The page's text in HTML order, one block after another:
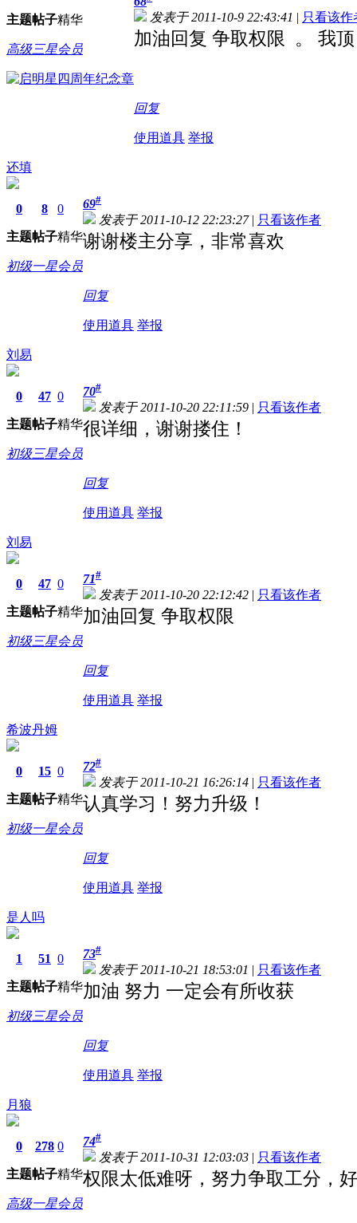
主题帖子精华
高级三星会员
发表于 2011-10-9 22:43:41 | 只看该作
加油回复 争取权限 。 我顶
回复
使用道具 举报
还填
0
主题
8
帖子
0
精华
初级一星会员
69#
发表于 2011-10-12 22:23:27 | 只看该作者
谢谢楼主分享，非常喜欢
回复
使用道具 举报
刘易
0
主题
47
帖子
0
精华
初级三星会员
70#
发表于 2011-10-20 22:11:59 | 只看该作者
很详细，谢谢搂住！
回复
使用道具 举报
刘易
0
主题
47
帖子
0
精华
初级三星会员
71#
发表于 2011-10-20 22:12:42 | 只看该作者
加油回复 争取权限
回复
使用道具 举报
希波丹姆
0
主题
15
帖子
0
精华
初级一星会员
72#
发表于 2011-10-21 16:26:14 | 只看该作者
认真学习！努力升级！
回复
使用道具 举报
是人吗
1
主题
51
帖子
0
精华
初级三星会员
73#
发表于 2011-10-21 18:53:01 | 只看该作者
加油 努力 一定会有所收获
回复
使用道具 举报
月狼
0
主题
278
帖子
0
精华
高级一星会员
74#
发表于 2011-10-31 12:03:03 | 只看该作者
权限太低难呀，努力争取工分，